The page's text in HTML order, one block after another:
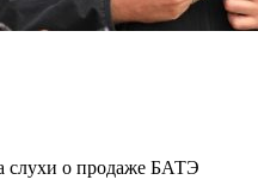
слухи о продаже БАТЭ